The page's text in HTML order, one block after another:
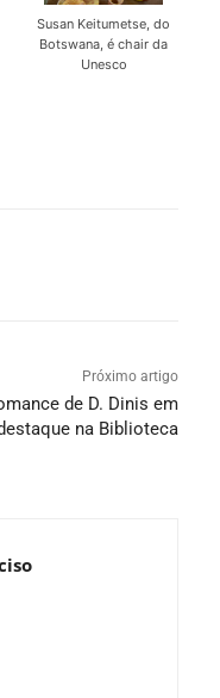
Susan Keitumetse, do
Botswana, é chair da
Unesco
Próximo artigo
de D. Dinis em
na Biblioteca